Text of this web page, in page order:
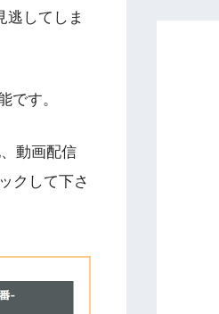
逃してしま
です。
動画配信
クして下さ